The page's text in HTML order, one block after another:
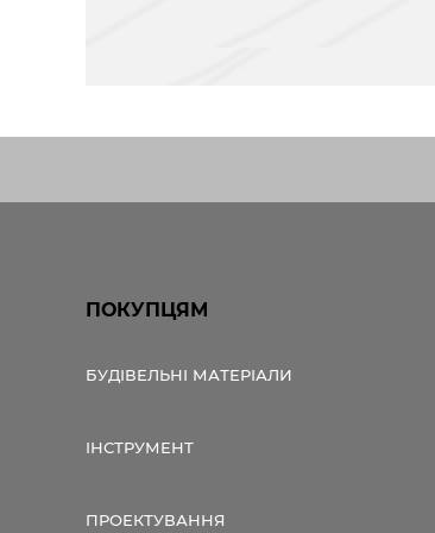
ПОКУПЦЯМ
БУДІВЕЛЬНІ МАТЕРІАЛИ
ІНСТРУМЕНТ
ПРОЕКТУВАННЯ